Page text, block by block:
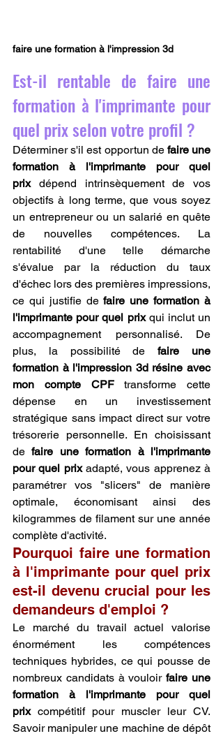
faire une formation à l'impression 3d
Est-il rentable de faire une
formation à l'imprimante pour
quel prix selon votre profil ?
Déterminer s'il est opportun de faire une
formation à l'imprimante pour quel
prix dépend intrinsèquement de vos
objectifs à long terme, que vous soyez
un entrepreneur ou un salarié en quête
de nouvelles compétences. La
rentabilité d'une telle démarche
s'évalue par la réduction du taux
d'échec lors des premières impressions,
ce qui justifie de faire une formation à
l'imprimante pour quel prix qui inclut un
accompagnement personnalisé. De
plus, la possibilité de faire une
formation à l'impression 3d résine avec
mon compte CPF transforme cette
dépense en un investissement
stratégique sans impact direct sur votre
trésorerie personnelle. En choisissant
de faire une formation à l'imprimante
pour quel prix adapté, vous apprenez à
paramétrer vos "slicers" de manière
optimale, économisant ainsi des
kilogrammes de filament sur une année
complète d'activité.
Pourquoi faire une formation
à l'imprimante pour quel prix
est-il devenu crucial pour les
demandeurs d'emploi ?
Le marché du travail actuel valorise
énormément les compétences
techniques hybrides, ce qui pousse de
nombreux candidats à vouloir faire une
formation à l'imprimante pour quel
prix compétitif pour muscler leur CV.
Savoir manipuler une machine de dépôt